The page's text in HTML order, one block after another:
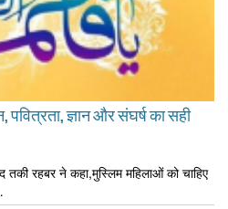
ज्ञान और संघर्ष का सही
रहबर ने कहा,मुस्लिम महिलाओं को चाहिए